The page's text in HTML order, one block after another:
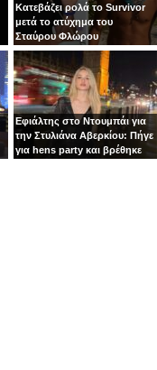
Κατεβάζει ρολά το Survivor
μετά το ατύχημα του
Σταύρου Φλώρου
Εφιάλτης στο Ντουμπάι για
την Στυλιάνα Αβερκίου: Πήγε
για hens party και βρέθηκε